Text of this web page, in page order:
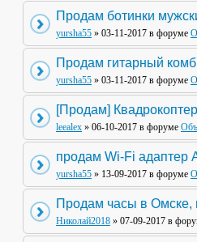
Продам ботинки
yursha55 » 03-11-2017 в форуме
Продам гитарный
yursha55 » 03-11-2017 в форуме
[Продам]
leealex » 06-10-2017 в форуме
продам Wi-Fi адаптер
yursha55 » 13-09-2017 в форуме
Продам часы в Омске,
Николай2018 » 07-09-2017 в